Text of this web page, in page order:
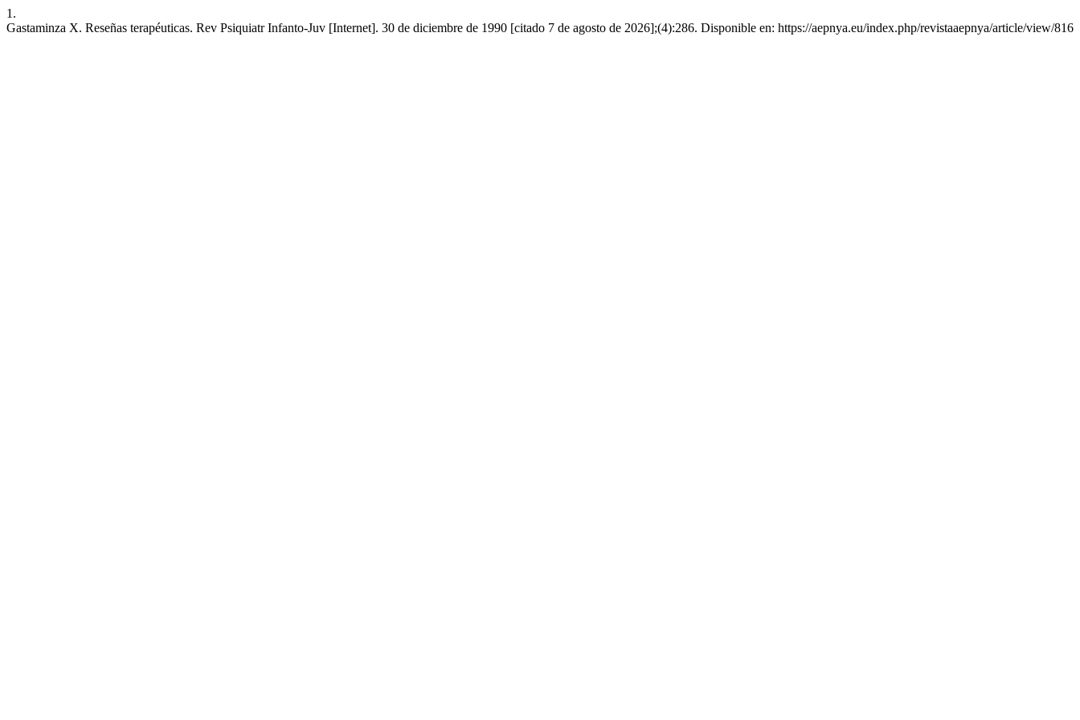
1.
Gastaminza X. Reseñas terapéuticas. Rev Psiquiatr Infanto-Juv [Internet]. 30 de diciembre de 1990 [citado 7 de agosto de 2026];(4):286. Disponible en: https://aepnya.eu/index.php/revistaaepnya/article/view/816